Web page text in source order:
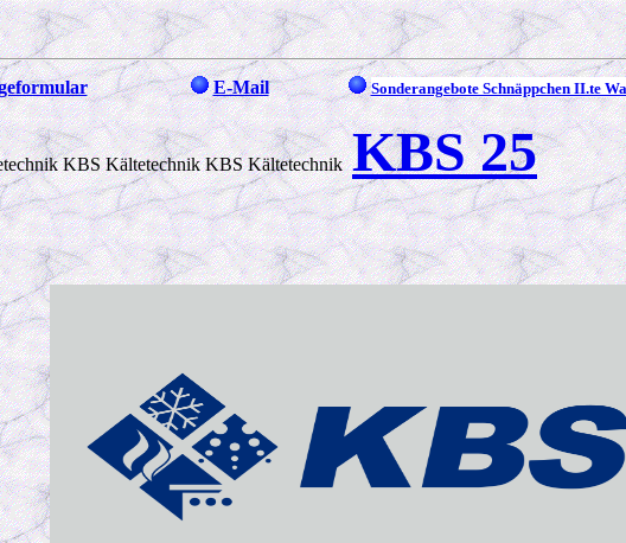
E-Mail Sonderangebote Schnäppchen II.te
KBS Kältetechnik KBS KältetechnikKBS 25